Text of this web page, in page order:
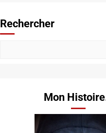
Rechercher
Mon